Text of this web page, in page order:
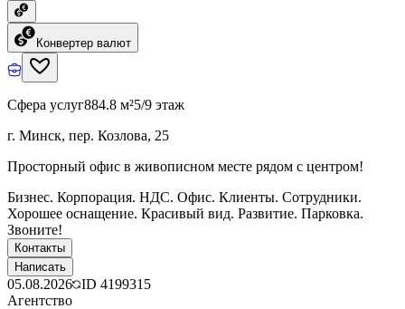
Конвертер валют
Сфера услуг884.8 м²5/9 этаж
г. Минск, пер. Козлова, 25
Просторный офис в живописном месте рядом с центром!
Бизнес. Корпорация. НДС. Офис. Клиенты. Сотрудники.
Хорошее оснащение. Красивый вид. Развитие. Парковка.
Звоните!
Контакты
Написать
05.08.2026 ID 4199315
Агентство